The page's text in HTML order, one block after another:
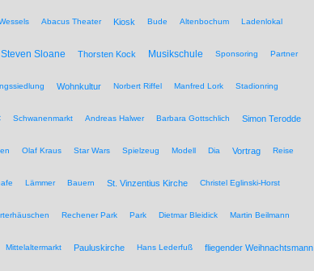
Abacus Theater Kiosk Bude Altenbochum Ladenlokal
Steven Sloane Thorsten Kock Musikschule Sponsoring Partner
Wohnkultur Norbert Riffel Manfred Lork Stadionring
Schwanenmarkt Andreas Halwer Barbara Gottschlich Simon Terodde
Olaf Kraus Star Wars Spielzeug Modell Dia Vortrag Reise
Lämmer Bauern St. Vinzentius Kirche Christel Eglinski-Horst
Rechener Park Park Dietmar Bleidick Martin Beilmann
Mittelaltermarkt Pauluskirche Hans Lederfuß fliegender Weihnachtsmann